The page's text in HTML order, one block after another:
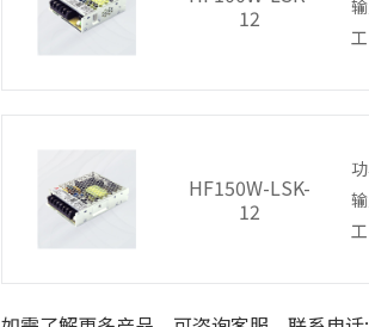
12
HF150W-LSK-
12